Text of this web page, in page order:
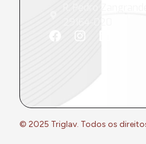
R. Pedro
© 2025 Triglav. Todos os